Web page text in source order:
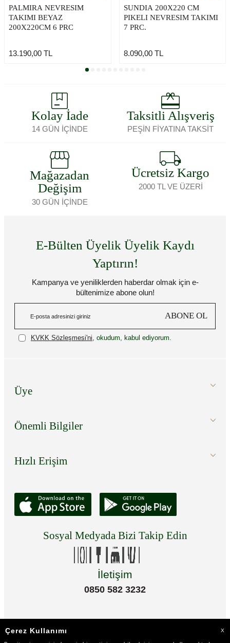
PALMIRA NEVRESIM
TAKIMI BEYAZ
200X220CM 6 PRC
13.190,00 TL
SUNDIA 200X220 CM
PIKELI NEVRESIM TAKIMI
7 PRC.
8.090,00TL
Kolay İade
14 GÜN İÇİNDE
Taksitli Alışveriş
PEŞİN FİYATINA TAKSİT
Mağazadan
Değişim
30 GÜN İÇİNDE
Ücretsiz Kargo
2000 TL VE ÜZERİ
E-Bülten Üyelik Üyelik Kaydı
Yaptırın!
Kampanya ve yeniliklerden haberdar olmak için e-
bültenimize abone olun!
ABONE OL
KVKK Sözleşmesi'ni , okudum, kabul ediyorum.
Üye
Önemli Bilgiler
Hızlı Erişim
Sosyal Medyada Bizi Takip Edin
İletişim
0850 582 3232
Çerez Kullanımı X